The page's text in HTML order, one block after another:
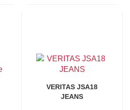
VERITAS JSA18
JEANS